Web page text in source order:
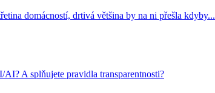
domácností, drtivá většina by na ni přešla kdyby...
A splňujete pravidla transparentnosti?